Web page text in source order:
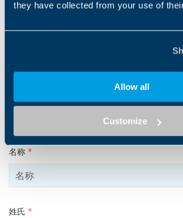
they have collected from your use of
Allow all
Customize
Products and solutions
Middle name
名称 *
姓氏 *